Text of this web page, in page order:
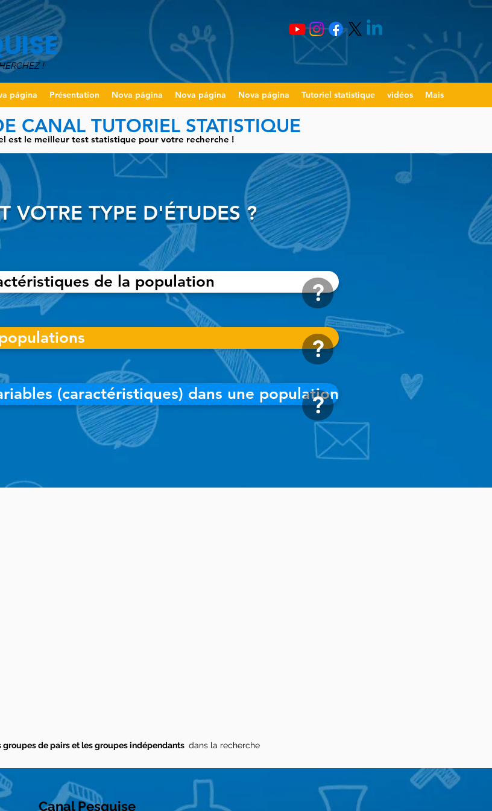
!
página Présentation Nova página Nova página Nova página Tutoriel statistique vidéos Mais
CANAL TUTORIEL STATISTIQUE
est le meilleur test statistique pour votre recherche !
VOTRE TYPE D'ÉTUDES ?
(caractéristiques) dans une population
de la population
?
?
?
groupes de pairs et les groupes indépendants dans la recherche
Canal Pesquise